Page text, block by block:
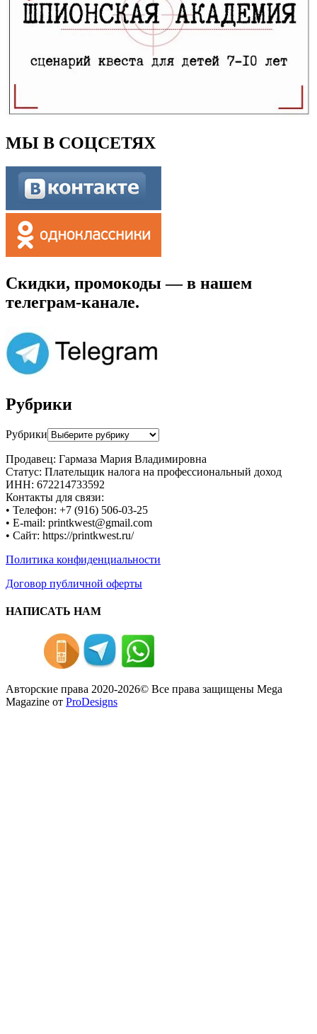
МЫ В СОЦСЕТЯХ
Скидки, промокоды — в нашем
телеграм-канале.
Рубрики
Рубрики
Продавец: Гармаза Мария Владимировна
Статус: Плательщик налога на профессиональный доход
ИНН: 672214733592
Контакты для связи:
• Телефон: +7 (916) 506-03-25
• E-mail: printkwest@gmail.com
• Сайт: https://printkwest.ru/
Политика конфиденциальности
Договор публичной оферты
НАПИСАТЬ НАМ
Авторские права 2020-2026© Все права защищены Mega
Magazine от ProDesigns